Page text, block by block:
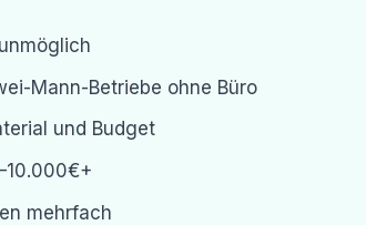
Mann-Betriebe ohne Büro
und Budget
mehrfach